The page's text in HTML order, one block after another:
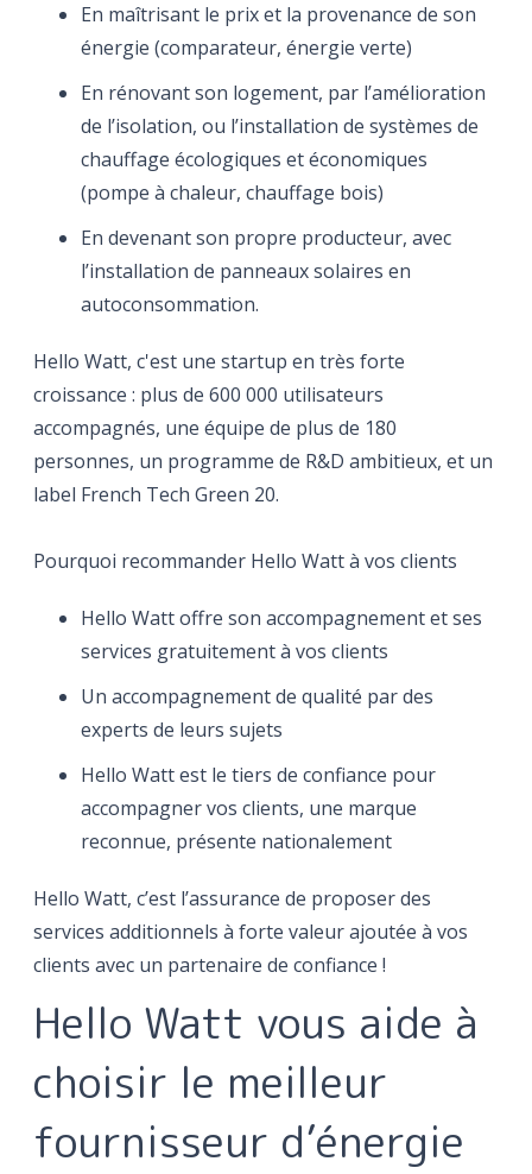
En maîtrisant le prix et la provenance de son
énergie (comparateur, énergie verte)
En rénovant son logement, par l’amélioration
de l’isolation, ou l’installation de systèmes de
chauffage écologiques et économiques
(pompe à chaleur, chauffage bois)
En devenant son propre producteur, avec
l’installation de panneaux solaires en
autoconsommation.
Hello Watt, c'est une startup en très forte
croissance : plus de 600 000 utilisateurs
accompagnés, une équipe de plus de 180
personnes, un programme de R&D ambitieux, et un
label French Tech Green 20.
Pourquoi recommander Hello Watt à vos clients
Hello Watt offre son accompagnement et ses
services gratuitement à vos clients
Un accompagnement de qualité par des
experts de leurs sujets
Hello Watt est le tiers de confiance pour
accompagner vos clients, une marque
reconnue, présente nationalement
Hello Watt, c’est l’assurance de proposer des
services additionnels à forte valeur ajoutée à vos
clients avec un partenaire de confiance !
Hello Watt vous aide à
choisir le meilleur
fournisseur d’énergie